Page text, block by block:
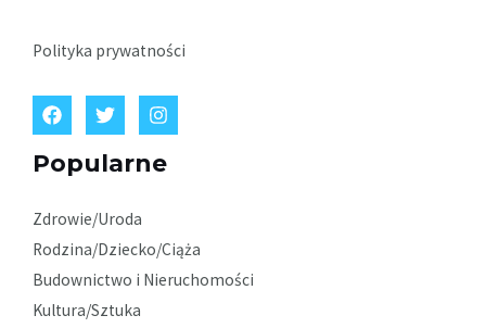
Polityka prywatności
Popularne
Zdrowie/Uroda
Rodzina/Dziecko/Ciąża
Budownictwo i Nieruchomości
Kultura/Sztuka